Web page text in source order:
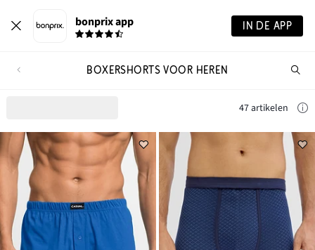
bonprix app IN DE APP
je?
BOXERSHORTS VOOR HEREN
47 artikelen